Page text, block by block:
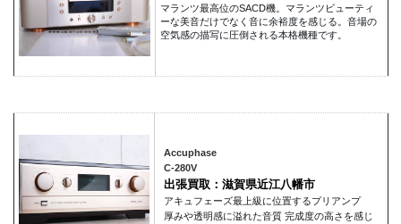
マランツ最高位のSACD機。マランツビューティ
ーな美音だけでなく音に余裕度を感じる。音場の
空気感の描写に圧倒される本格機種です。
Accuphase
C-280V
出張買取：滋賀県近江八幡市
アキュフェーズ最上級に位置するプリアンプ
厚みや透明感に溢れた音質 完成度の高さを感じ